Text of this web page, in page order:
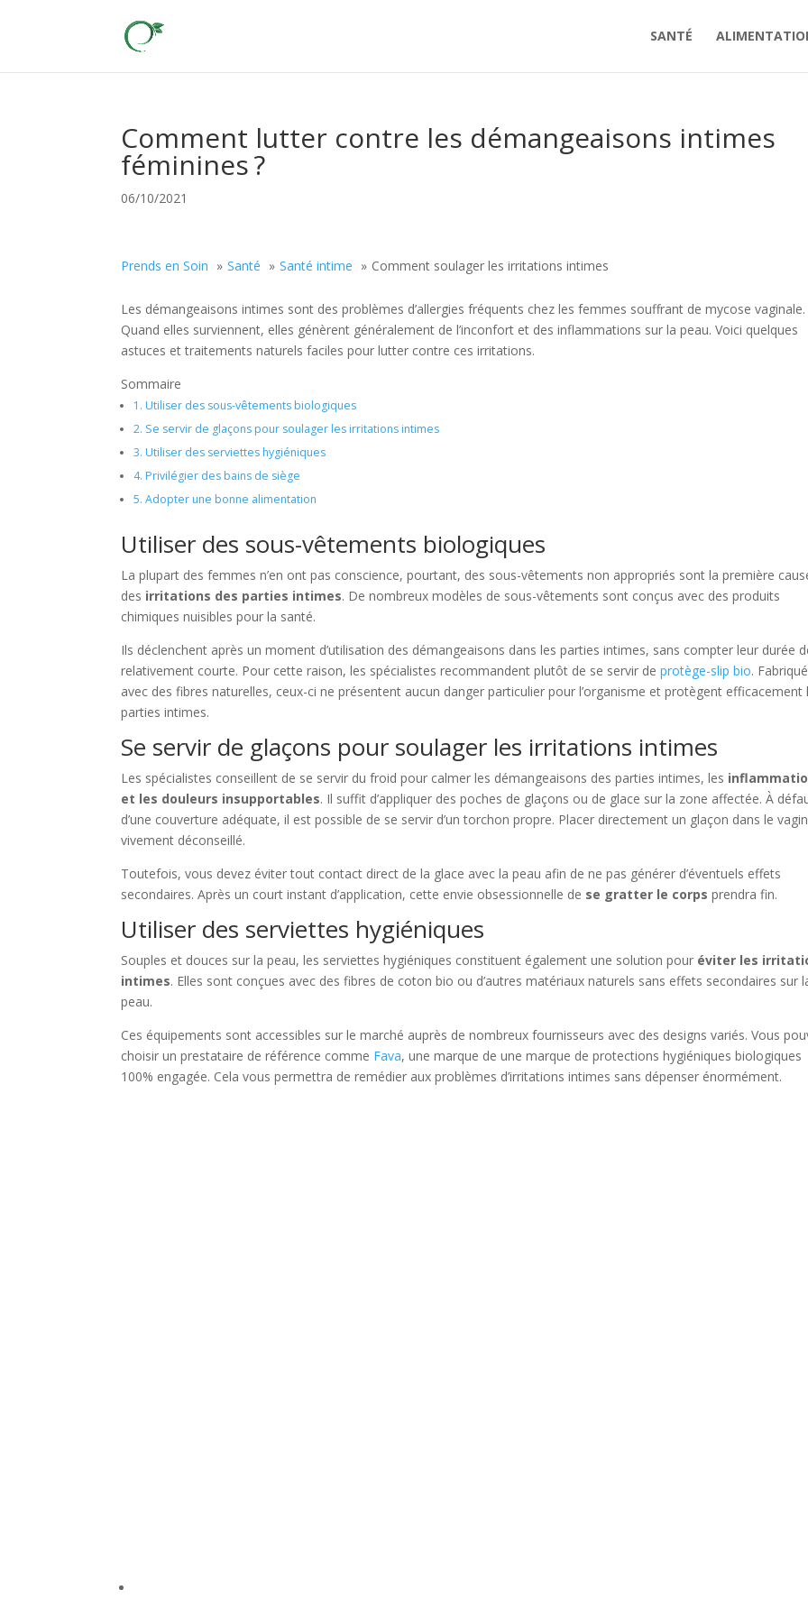
SANTÉ
Comment lutter contre les démangeaisons intimes
féminines ?
06/10/2021
Prends en Soin Santé Santé intime Comment soulager les irritations intimes
Les démangeaisons intimes sont des problèmes d’allergies fréquents chez les femmes souffrant de mycose vaginale.
Quand elles surviennent, elles génèrent généralement de l’inconfort et des inflammations sur la peau. Voici quelques
astuces et traitements naturels faciles pour lutter contre ces irritations.
Sommaire
1. Utiliser des sous-vêtements biologiques
2. Se servir de glaçons pour soulager les irritations intimes
3. Utiliser des serviettes hygiéniques
4. Privilégier des bains de siège
5. Adopter une bonne alimentation
Utiliser des sous-vêtements biologiques
La plupart des femmes n’en ont pas conscience, pourtant, des sous-vêtements non appropriés sont la première
des irritations des parties intimes. De nombreux modèles de sous-vêtements sont conçus avec des produits
chimiques nuisibles pour la santé.
Ils déclenchent après un moment d’utilisation des démangeaisons dans les parties intimes, sans compter leur durée
relativement courte. Pour cette raison, les spécialistes recommandent plutôt de se servir deprotège-slip bio.
avec des fibres naturelles, ceux-ci ne présentent aucun danger particulier pour l’organisme et protègent efficacement
parties intimes.
Se servir de glaçons pour soulager les irritations intimes
Les spécialistes conseillent de se servir du froid pour calmer les démangeaisons des parties intimes, les
et les douleurs insupportables. Il suffit d’appliquer des poches de glaçons ou de glace sur la zone affectée. À
d’une couverture adéquate, il est possible de se servir d’un torchon propre. Placer directement un glaçon dans le
vivement déconseillé.
Toutefois, vous devez éviter tout contact direct de la glace avec la peau afin de ne pas générer d’éventuels effets
secondaires. Après un court instant d’application, cette envie obsessionnelle de se gratter le corps prendra fin.
Utiliser des serviettes hygiéniques
Souples et douces sur la peau, les serviettes hygiéniques constituent également une solution pour éviter les
intimes. Elles sont conçues avec des fibres de coton bio ou d’autres matériaux naturels sans effets secondaires sur
peau.
Ces équipements sont accessibles sur le marché auprès de nombreux fournisseurs avec des designs variés. Vous
choisir un prestataire de référence comme Fava, une marque de une marque de protections hygiéniques biologiques
100% engagée. Cela vous permettra de remédier aux problèmes d’irritations intimes sans dépenser énormément.